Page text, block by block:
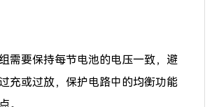
需要保持每节电池的电压一致，避
充或过放，保护电路中的均衡功能